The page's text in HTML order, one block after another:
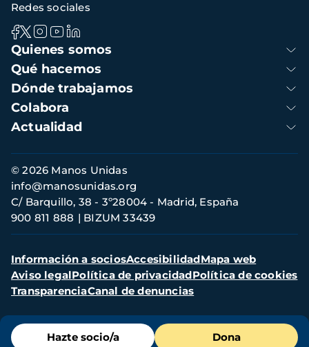
Menú
de
Hazte socio/a Dona
Navegación
principal
Quienes somos
Qué hacemos
Dónde trabajamos
Colabora
Actualidad
Redes sociales
Información
de
contacto
© 2026 Manos Unidas
C/ Barquillo, 38 - 3º28004 - Madrid, España
900 811 888
BIZUM 33439
info@manosunidas.org
Menú
secundario
Información a sociosAccesibilidadMapa web
Aviso legalPolítica de privacidadPolítica de cookies
TransparenciaCanal de denuncias